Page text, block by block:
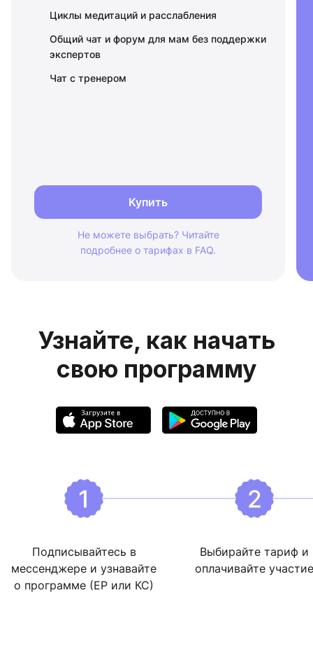
Циклы медитаций и расслабления
Общий чат и форум для мам без поддержки
экспертов
Чат с тренером
Купить
Не можете выбрать? Читайте
подробнее о тарифах в FAQ.
Узнайте, как начать
свою программу
1
Подписывайтесь в
мессенджере и узнавайте
о программе (ЕР или КС)
2
Выбирайте тариф и
оплачивайте участие